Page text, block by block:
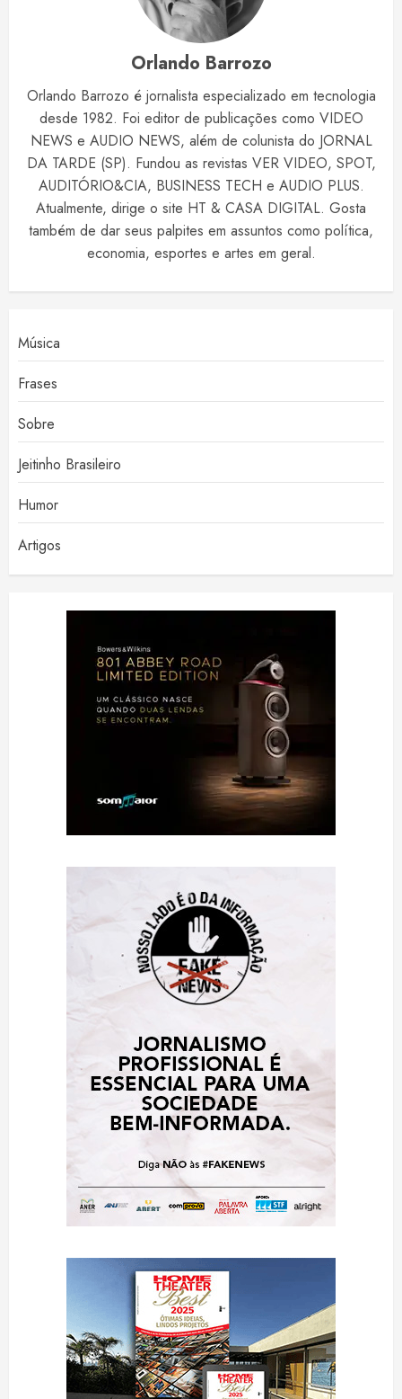
Orlando Barrozo
Orlando Barrozo é jornalista especializado em tecnologia
desde 1982. Foi editor de publicações como VIDEO
NEWS e AUDIO NEWS, além de colunista do JORNAL
DA TARDE (SP). Fundou as revistas VER VIDEO, SPOT,
AUDITÓRIO&CIA, BUSINESS TECH e AUDIO PLUS.
Atualmente, dirige o site HT & CASA DIGITAL. Gosta
também de dar seus palpites em assuntos como política,
economia, esportes e artes em geral.
Música
Frases
Sobre
Jeitinho Brasileiro
Humor
Artigos